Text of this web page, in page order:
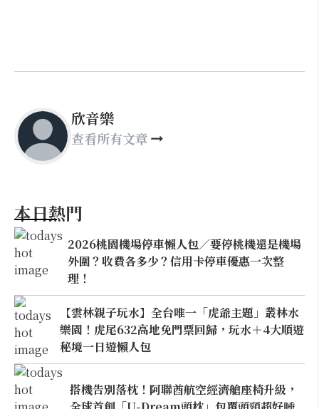
欣音樂
查看所有文章
本日熱門
2026桃園機場停車懶人包／要停桃機還是機場
外圍？收費各多少？信用卡停車優惠一次整
理！
【雲林親子玩水】全台唯一「虎爺主題」叢林水
樂園！虎尾632高地免門票回歸，玩水＋4大順遊
秘境一日遊懶人包
搭機告別落枕！阿聯酋航空經濟艙座椅升級，